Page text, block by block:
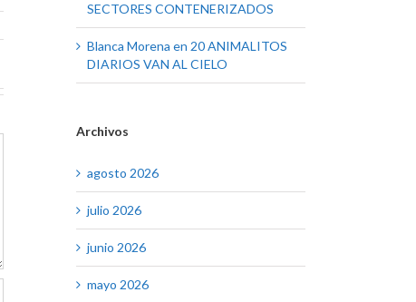
SECTORES CONTENERIZADOS
Blanca Morena en 20 ANIMALITOS
DIARIOS VAN AL CIELO
Archivos
agosto 2026
julio 2026
junio 2026
mayo 2026